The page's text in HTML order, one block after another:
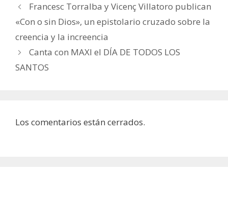
Francesc Torralba y Vicenç Villatoro publican
«Con o sin Dios», un epistolario cruzado sobre la
creencia y la increencia
Canta con MAXI el DÍA DE TODOS LOS
SANTOS
Los comentarios están cerrados.